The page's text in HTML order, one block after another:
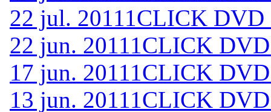
22 jul. 20111CLICK DVD
22 jun. 20111CLICK
17 jun. 20111CLICK
13 jun. 20111CLICK